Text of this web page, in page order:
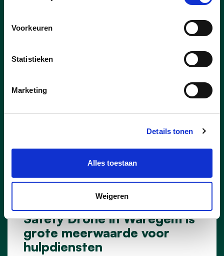
Voorkeuren
Statistieken
Marketing
Details tonen
Alles toestaan
Weigeren
duizenden buren samen. Ook in Waregem
gewoon op straat of met een lekkere
barbecue. Feestende buurten kunnen met
een feestcheque van de stad rekenen op
een financieel duwtje in de rug. We gaan
Buur(t) van het Jaar.
lees meer
Safety Drone in Waregem is
grote meerwaarde voor
hulpdiensten